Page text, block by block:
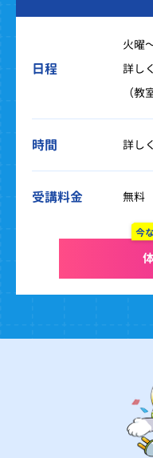
日程
火曜
詳し
（
時間 詳し
受講料金 無料
今